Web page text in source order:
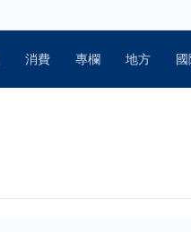
消費 專欄 地方 國